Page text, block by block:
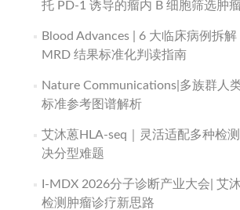
托 PD-1 诱导的瘤内 B 细胞筛选肿
Blood Advances | 6 大临床病例拆解
MRD 结果标准化判读指南
Nature Communications|多族群人
标准参考图谱解析
艾沐蒽HLA-seq｜灵活适配多种检
决分型难题
I-MDX 2026分子诊断产业大会| 艾
检测肿瘤诊疗新思路